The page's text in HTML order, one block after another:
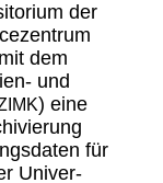
der
dem
und
) eine
für
Univer­